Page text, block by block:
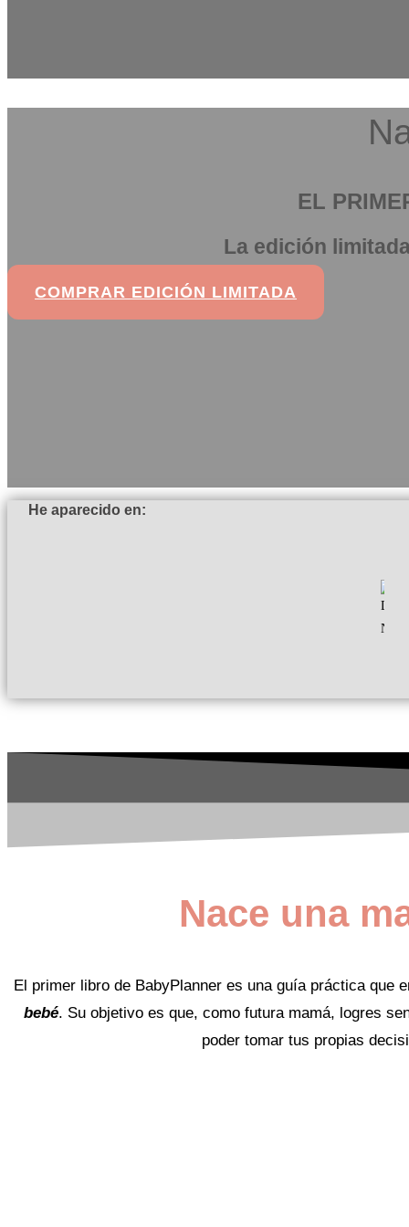
EL
La edición
COMPRAR EDICIÓN LIMITADA
He aparecido en:
Nace una
El primer libro de BabyPlanner es una guía práctica que
bebé. Su objetivo es que, como futura mamá, logres
poder tomar tus propias